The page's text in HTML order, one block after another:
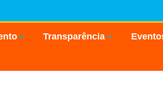
Transparência